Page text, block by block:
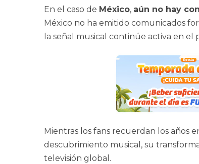
En el caso de México, aún no hay
México no ha emitido comunicados
la señal musical continúe activa en el
Mientras los fans recuerdan los años
descubrimiento musical, su
televisión global.